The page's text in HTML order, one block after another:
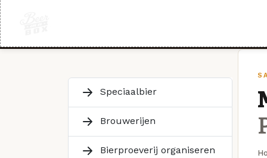
Speciaalbier
Brouwerijen
Bierproeverij organiseren